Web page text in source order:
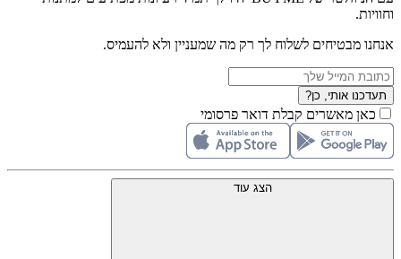
וחוויות.
אנחנו מבטיחים לשלוח לך רק מה שמעניין ולא להעמיס.
תעדכנו אותי, כן?
כאן מאשרים קבלת דואר פרסומי
הצג עוד